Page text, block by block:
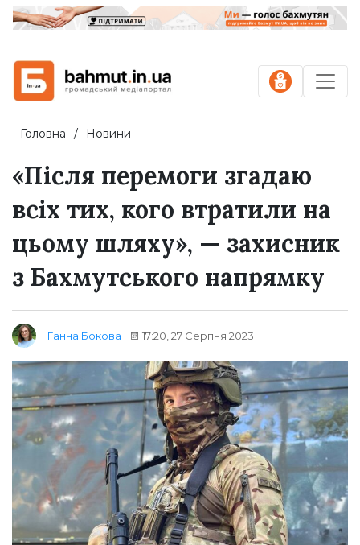
Головна Новини
«Після перемоги згадаю
всіх тих, кого втратили на
цьому шляху», — захисник
з Бахмутського напрямку
Ганна Бокова 17:20, 27 Серпня 2023